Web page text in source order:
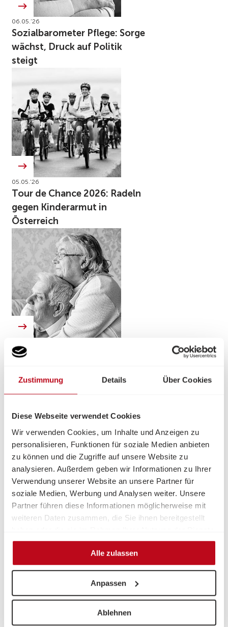
Zustimmung Details Über Cookies
Diese Webseite verwendet Cookies
Wir verwenden Cookies, um Inhalte und Anzeigen zu
personalisieren, Funktionen für soziale Medien anbieten
zu können und die Zugriffe auf unsere Website zu
analysieren. Außerdem geben wir Informationen zu Ihrer
Verwendung unserer Website an unsere Partner für
soziale Medien, Werbung und Analysen weiter. Unsere
Partner führen diese Informationen möglicherweise mit
weiteren Daten zusammen, die Sie ihnen bereitgestellt
gesammelt haben.
Alle zulassen
Anpassen
Ablehnen
06.05.’26
Sozialbarometer Pflege: Sorge
wächst, Druck auf Politik
steigt
05.05.’26
Tour de Chance 2026: Radeln
gegen Kinderarmut in
Österreich
Pflege zu Hause: Warum sie
30.04.’26
Arbeitslosigkeit: Zuverdienst-
Streichung verschärft Lage